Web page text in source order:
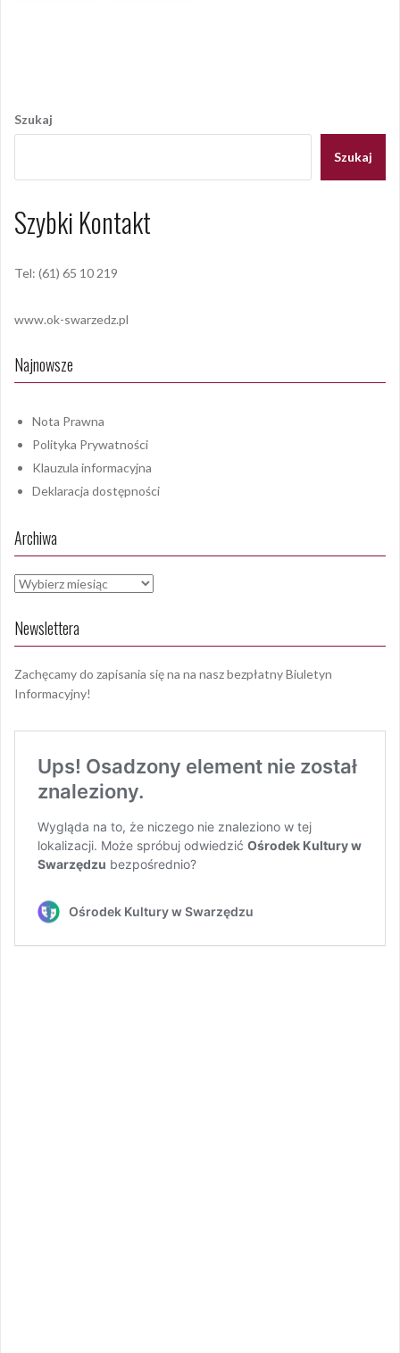
wpisu
Szukaj
Szukaj
Szybki Kontakt
Tel: (61) 65 10 219
www.ok-swarzedz.pl
Najnowsze
Nota Prawna
Polityka Prywatności
Klauzula informacyjna
Deklaracja dostępności
Archiwa
Archiwa
Newslettera
Zachęcamy do zapisania się na na nasz bezpłatny Biuletyn
Informacyjny!